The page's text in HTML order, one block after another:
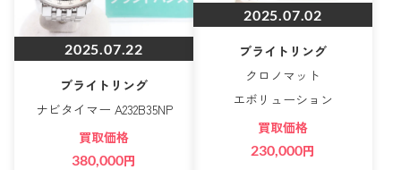
2025.07.22
ブライトリング
ナビタイマー A232B35NP
買取価格
380,000円
2025.07.02
ブライトリング
クロノマット
エボリューション
買取価格
230,000円